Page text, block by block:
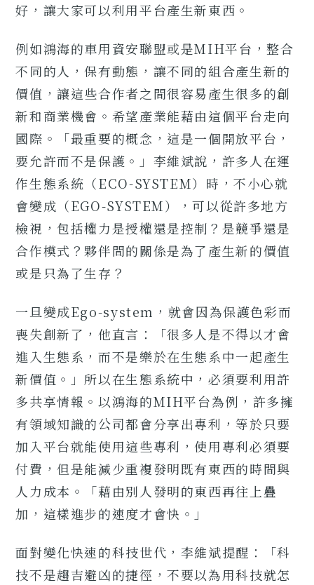
好，讓大家可以利用平台產生新東西。
例如鴻海的車用資安聯盟或是MIH平台，整合
不同的人，保有動態，讓不同的組合產生新的
價值，讓這些合作者之間很容易產生很多的創
新和商業機會。希望產業能藉由這個平台走向
國際。「最重要的概念，這是一個開放平台，
要允許而不是保護。」李維斌說，許多人在運
作生態系統（ECO-SYSTEM）時，不小心就
會變成（EGO-SYSTEM），可以從許多地方
檢視，包括權力是授權還是控制？是競爭還是
合作模式？夥伴間的關係是為了產生新的價值
或是只為了生存？
一旦變成Ego-system，就會因為保護色彩而
喪失創新了，他直言：「很多人是不得以才會
進入生態系，而不是樂於在生態系中一起產生
新價值。」所以在生態系統中，必須要利用許
多共享情報。以鴻海的MIH平台為例，許多擁
有領域知識的公司都會分享出專利，等於只要
加入平台就能使用這些專利，使用專利必須要
付費，但是能減少重複發明既有東西的時間與
人力成本。「藉由別人發明的東西再往上疊
加，這樣進步的速度才會快。」
面對變化快速的科技世代，李維斌提醒：「科
技不是趨吉避凶的捷徑，不要以為用科技就怎